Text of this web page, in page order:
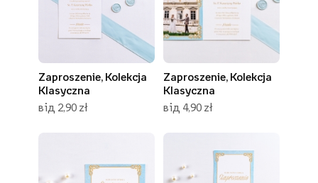
Zaproszenie, Kolekcja
Klasyczna
від 2,90 zł
Zaproszenie, Kolekcja
Klasyczna
від 4,90 zł